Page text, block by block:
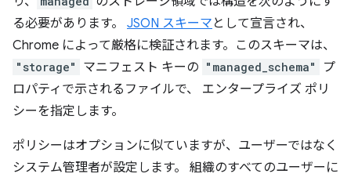
る必要があります。 JSON スキーマ として宣言され、
Chrome によって厳格に検証されます。このスキーマは、
"storage" マニフェスト キーの "managed_schema"
プ
ロパティで示されるファイルで、 エンタープライズ ポリ
シーを指定します。
ポリシーはオプションに似ていますが、ユーザーではなく
システム管理者が設定します。 組織のすべてのユーザーに